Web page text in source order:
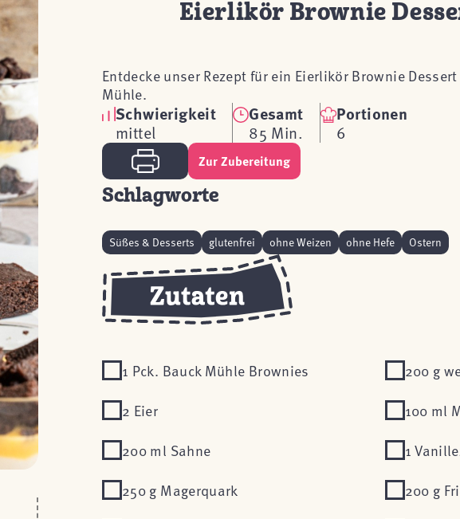
Eierlikör Brownie
Entdecke unser Rezept für ein Eierlikör Brownie
Mühle.
Schwierigkeit
mittel
Gesamt
85 Min.
Portionen
6
Zur Zubereitung
Schlagworte
Süßes & Desserts glutenfrei ohne Weizen ohne Hefe Ostern
1 Pck. Bauck Mühle Brownies
200 g
2 Eier
100 ml
200 ml Sahne
1
250 g Magerquark
200 g